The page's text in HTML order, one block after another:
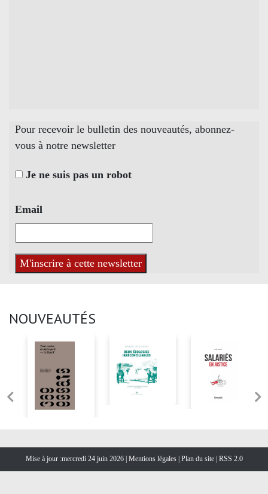
Pour recevoir le bulletin des nouveautés, abonnez-
vous à notre newsletter
Je ne suis pas un robot
Email
NOUVEAUTÉS
Mise à jour :mercredi 24 juin 2026 | Mentions légales | Plan du site |RSS 2.0